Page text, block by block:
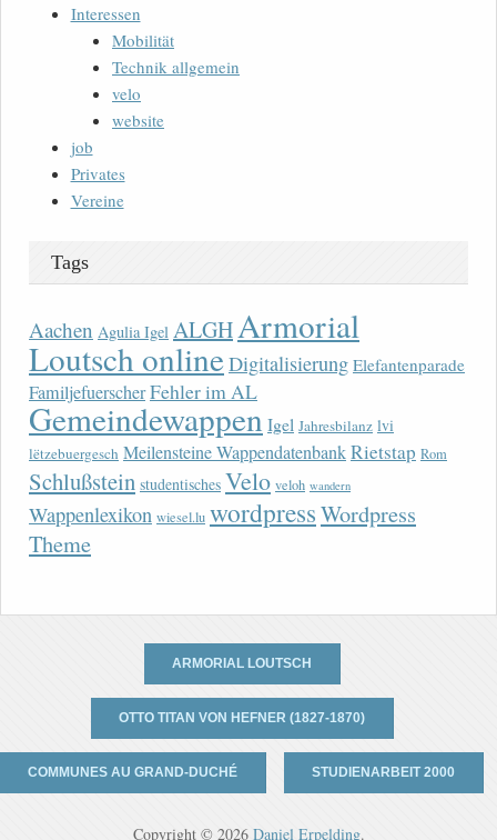
Interessen
Mobilität
Technik allgemein
velo
website
job
Privates
Vereine
Tags
Aachen Agulia Igel ALGH Armorial
Loutsch onlineDigitalisierung Elefantenparade
FamiljefuerscherFehler im AL
Gemeindewappen Igel Jahresbilanz lvi
lëtzebuergesch Meilensteine WappendatenbankRietstap Rom
Schlußstein studentisches Velo veloh wandern
Wappenlexikon wiesel.lu wordpressWordpress
Theme
ARMORIAL LOUTSCH
OTTO TITAN VON HEFNER (1827-1870)
COMMUNES AU GRAND-DUCHÉ STUDIENARBEIT 2000
Copyright © 2026 Daniel Erpelding.